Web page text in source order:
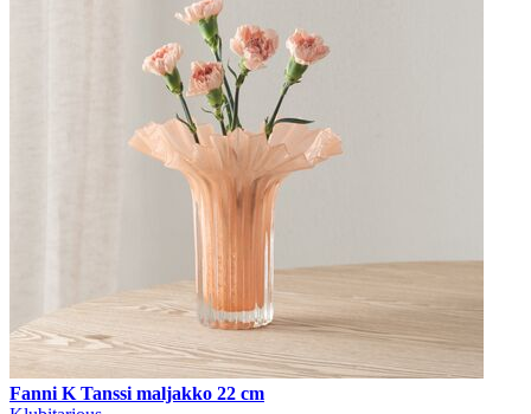
Fanni K Tanssi maljakko 22 cm